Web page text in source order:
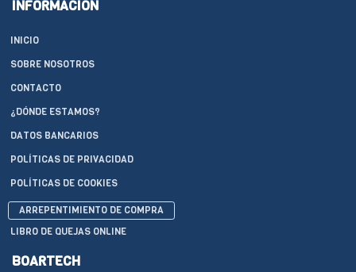
INFORMACIÓN
INICIO
SOBRE NOSOTROS
CONTACTO
¿DÓNDE ESTAMOS?
DATOS BANCARIOS
POLÍTICAS DE PRIVACIDAD
POLÍTICAS DE COOKIES
ARREPENTIMIENTO DE COMPRA
LIBRO DE QUEJAS ONLINE
BOARTECH